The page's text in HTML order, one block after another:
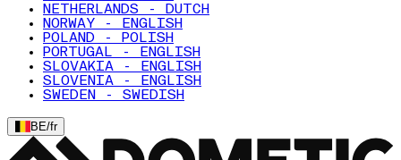
NETHERLANDS - DUTCH
NORWAY - ENGLISH
POLAND - POLISH
PORTUGAL - ENGLISH
SLOVAKIA - ENGLISH
SLOVENIA - ENGLISH
SWEDEN - SWEDISH
BE/fr